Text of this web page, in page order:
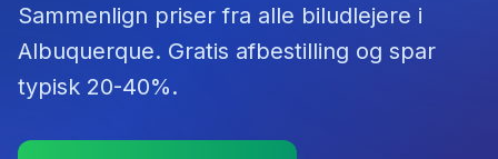
Sammenlign priser fra alle biludlejere i
Albuquerque. Gratis afbestilling og spar
typisk 20-40%.